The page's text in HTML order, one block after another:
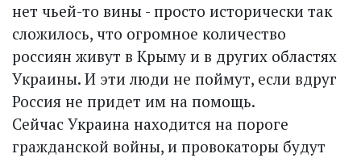
нет чьей-то вины - просто исторически так
сложилось, что огромное количество
россиян живут в Крыму и в других областях
Украины. И эти люди не поймут, если вдруг
Россия не придет им на помощь.
Сейчас Украина находится на пороге
гражданской войны, и провокаторы будут